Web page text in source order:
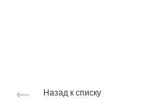
Назад к списку